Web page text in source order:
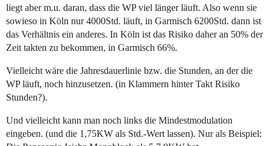
liegt aber m.u. daran, dass die WP viel länger läuft. Also wenn sie
sowieso in Köln nur 4000Std. läuft, in Garmisch 6200Std. dann ist
das Verhältnis ein anderes. In Köln ist das Risiko daher an 50% der
Zeit takten zu bekommen, in Garmisch 66%.
Vielleicht wäre die Jahresdauerlinie bzw. die Stunden, an der die
WP läuft, noch hinzusetzen. (in Klammern hinter Takt Risiko
Stunden?).
Und vielleicht kann man noch links die Mindestmodulation
eingeben. (und die 1,75KW als Std.-Wert lassen). Nur als Beispiel: